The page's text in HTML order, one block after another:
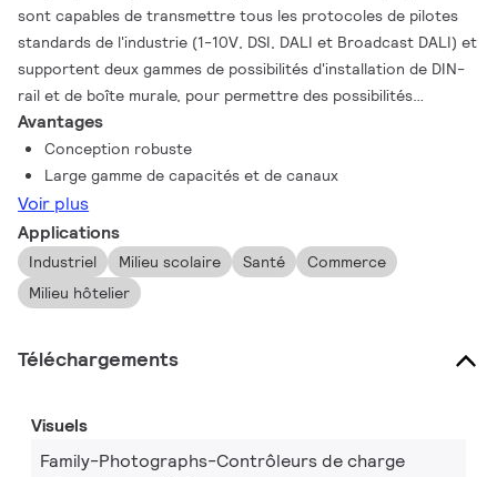
sont capables de transmettre tous les protocoles de pilotes
standards de l'industrie (1-10V, DSI, DALI et Broadcast DALI) et
supportent deux gammes de possibilités d'installation de DIN-
rail et de boîte murale, pour permettre des possibilités
d'installation souples. La gamme de contrôleurs de signal de
gradation supporte également une vaste gamme de
contrôleurs de pilotes avec une variété de nombre et de taille
pour fonctionner individuellement ou en tant que partie d'un
système, en fonction de n'importe quelle exigence de projet.
Avantages
Conception robuste
Large gamme de capacités et de canaux
Voir plus
Applications
Industriel Milieu scolaire Santé
Commerce
Milieu hôtelier
Téléchargements
Visuels
Family-Photographs-Contrôleurs de charge